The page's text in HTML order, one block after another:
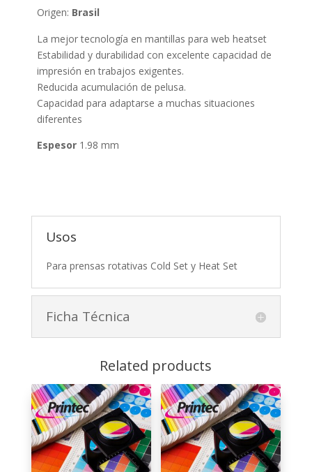
Origen: Brasil
La mejor tecnología en mantillas para web heatset
Estabilidad y durabilidad con excelente capacidad de
impresión en trabajos exigentes.
Reducida acumulación de pelusa.
Capacidad para adaptarse a muchas situaciones
diferentes
Espesor1.98 mm
Usos
Para prensas rotativas Cold Set y Heat Set
Ficha Técnica
Related products